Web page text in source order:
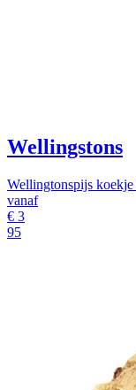
Wellingstons
Wellingtonspijs koekje
vanaf
€ 3
95